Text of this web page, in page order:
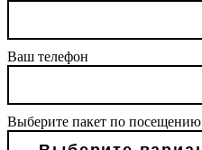
Ваш телефон
Выберите пакет по посещению